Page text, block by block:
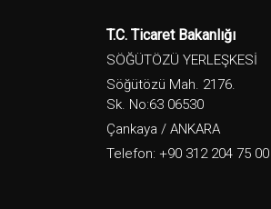
T.C. Ticaret Bakanlığı
SÖĞÜTÖZÜ YERLEŞKESİ
Söğütözü Mah. 2176.
Sk. No:63 06530
Çankaya / ANKARA
Telefon: +90 312 204 75 00